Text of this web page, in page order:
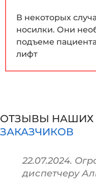
В некоторых
носилки. Они
подъеме пациента
лифт
ОТЗЫВЫ НАШИХ
ЗАКАЗЧИКОВ
22.07.2024.
диспетчеру